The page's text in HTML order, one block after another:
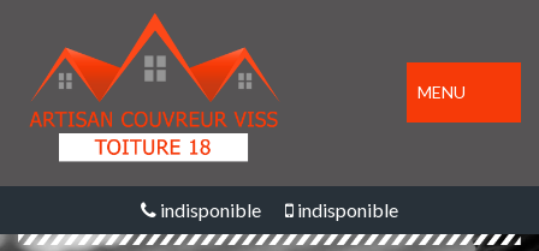
MENU
indisponible indisponible